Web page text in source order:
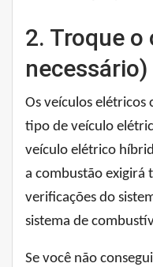
2. Troque o
necessário)
Os veículos elétricos
tipo de veículo
veículo elétrico
a combustão exigirá
verificações do
sistema de
Se você não